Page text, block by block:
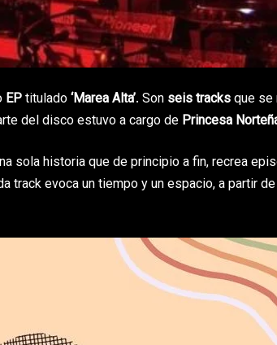
EPtitulado‘Marea Alta’. Son seis tracksque se
del disco estuvo a cargo de Princesa
sola historia que de principio a fin, recrea
track evoca un tiempo y un espacio, a partir